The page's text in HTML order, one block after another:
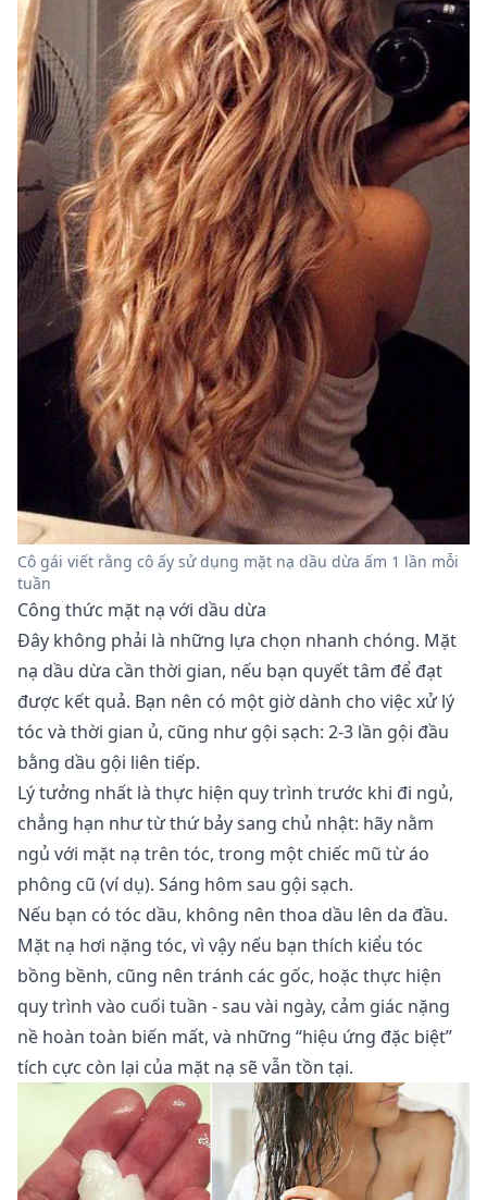
Cô gái viết rằng cô ấy sử dụng mặt nạ dầu dừa ấm 1 lần mỗi
tuần
Công thức mặt nạ với dầu dừa
Đây không phải là những lựa chọn nhanh chóng. Mặt
nạ dầu dừa cần thời gian, nếu bạn quyết tâm để đạt
được kết quả. Bạn nên có một giờ dành cho việc xử lý
tóc và thời gian ủ, cũng như gội sạch: 2-3 lần gội đầu
bằng dầu gội liên tiếp.
Lý tưởng nhất là thực hiện quy trình trước khi đi ngủ,
chẳng hạn như từ thứ bảy sang chủ nhật: hãy nằm
ngủ với mặt nạ trên tóc, trong một chiếc mũ từ áo
phông cũ (ví dụ). Sáng hôm sau gội sạch.
Nếu bạn có tóc dầu, không nên thoa dầu lên da đầu.
Mặt nạ hơi nặng tóc, vì vậy nếu bạn thích kiểu tóc
bồng bềnh, cũng nên tránh các gốc, hoặc thực hiện
quy trình vào cuối tuần - sau vài ngày, cảm giác nặng
nề hoàn toàn biến mất, và những “hiệu ứng đặc biệt”
tích cực còn lại của mặt nạ sẽ vẫn tồn tại.